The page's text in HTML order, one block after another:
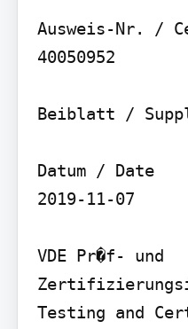
Ausweis-Nr. /
40050952
Beiblatt /
Datum / Date
2019-11-07
VDE Pr�f- und
Testing and